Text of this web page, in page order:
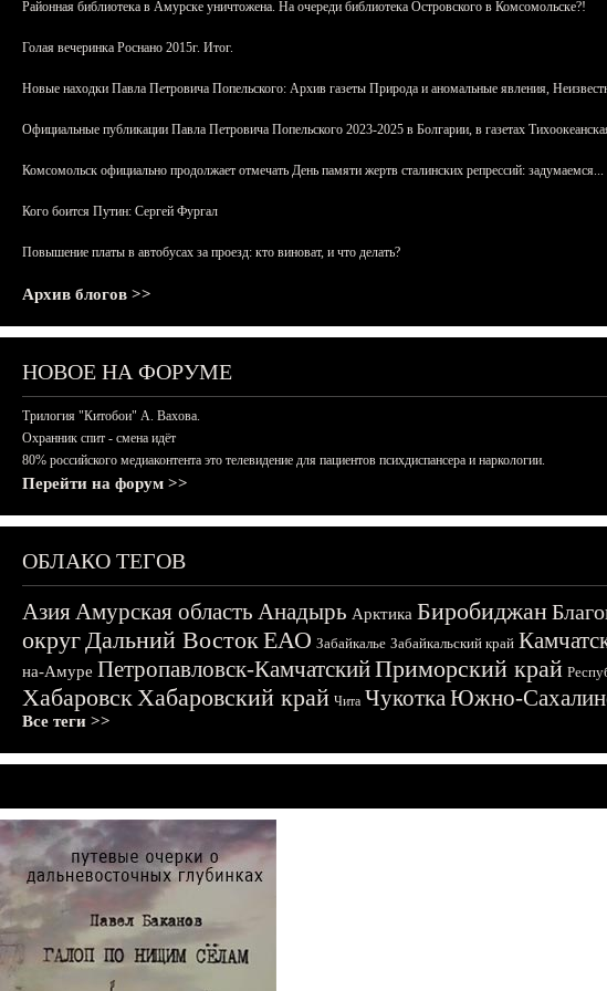
Районная библиотека в Амурске уничтожена. На очереди библиотека Островского в Комсомольске?!
Голая вечеринка Роснано 2015г. Итог.
Новые находки Павла Петровича Попельского: Архив газеты Природа и аномальные явления,
Официальные публикации Павла Петровича Попельского 2023-2025 в Болгарии, в газетах
Комсомольск официально продолжает отмечать День памяти жертв сталинских репрессий: задумаемся...
Кого боится Путин: Сергей Фургал
Повышение платы в автобусах за проезд: кто виноват, и что делать?
Архив блогов >>
НОВОЕ НА ФОРУМЕ
Трилогия "Китобои" А. Вахова.
Охранник спит - смена идёт
80% российского медиаконтента это телевидение для пациентов психдиспансера и наркологии.
Перейти на форум >>
ОБЛАКО ТЕГОВ
АзияАмурская область Анадырь Арктика Биробиджан
округДальний ВостокЕАО Забайкалье Забайкальский край
на-Амуре Петропавловск-КамчатскийПриморский край
ХабаровскХабаровский край Чита ЧукоткаЮжно-
Все теги >>